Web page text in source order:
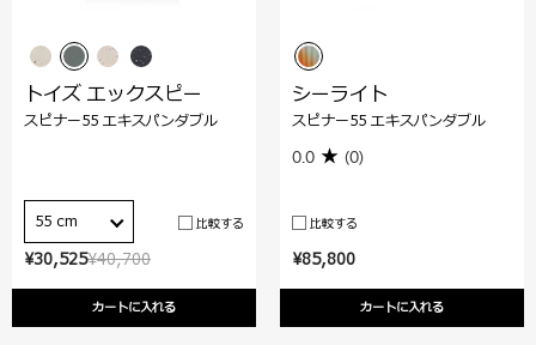
¥40,700
¥30,525
カートに入れる
トイズ エックスピー
スピナー55 エキスパンダブル
55 cm 比較する
¥85,800
カートに入れる
シーライト
スピナー55 エキスパンダブル
0.0 (0)
比較する